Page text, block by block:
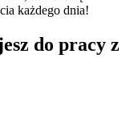
każdego dnia!
do pracy z